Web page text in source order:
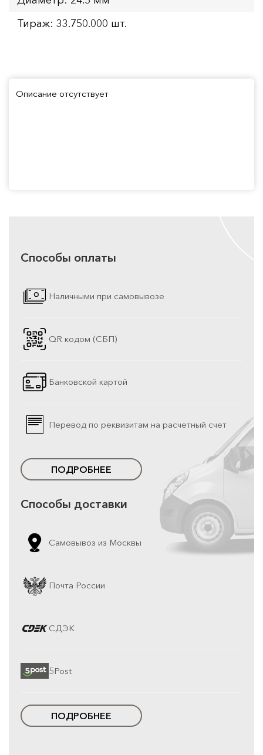
Тираж: 33.750.000 шт.
Описание отсутствует
Способы оплаты
Наличными при самовывозе
QR кодом (СБП)
Банковской картой
Перевод по реквизитам на расчетный счет
ПОДРОБНЕЕ
Способы доставки
Самовывоз из Москвы
Почта России
СДЭК
5Post
ПОДРОБНЕЕ